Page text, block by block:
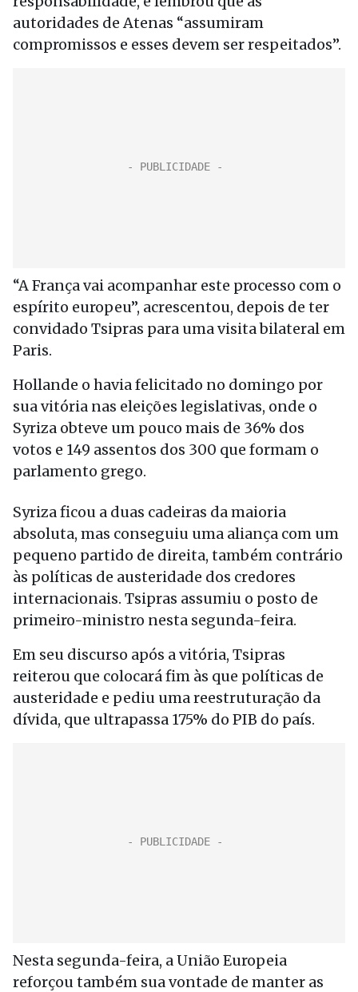
autoridades de Atenas “assumiram
compromissos e esses devem ser respeitados”.
“A França vai acompanhar este processo com o
espírito europeu”, acrescentou, depois de ter
convidado Tsipras para uma visita bilateral em
Paris.
Hollande o havia felicitado no domingo por
sua vitória nas eleições legislativas, onde o
Syriza obteve um pouco mais de 36% dos
votos e 149 assentos dos 300 que formam o
parlamento grego.
Syriza ficou a duas cadeiras da maioria
absoluta, mas conseguiu uma aliança com um
pequeno partido de direita, também contrário
às políticas de austeridade dos credores
internacionais. Tsipras assumiu o posto de
primeiro-ministro nesta segunda-feira.
Em seu discurso após a vitória, Tsipras
reiterou que colocará fim às que políticas de
austeridade e pediu uma reestruturação da
dívida, que ultrapassa 175% do PIB do país.
Nesta segunda-feira, a União Europeia
reforçou também sua vontade de manter as